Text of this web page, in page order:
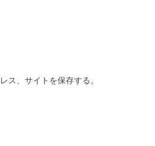
ス、サイトを保存する。